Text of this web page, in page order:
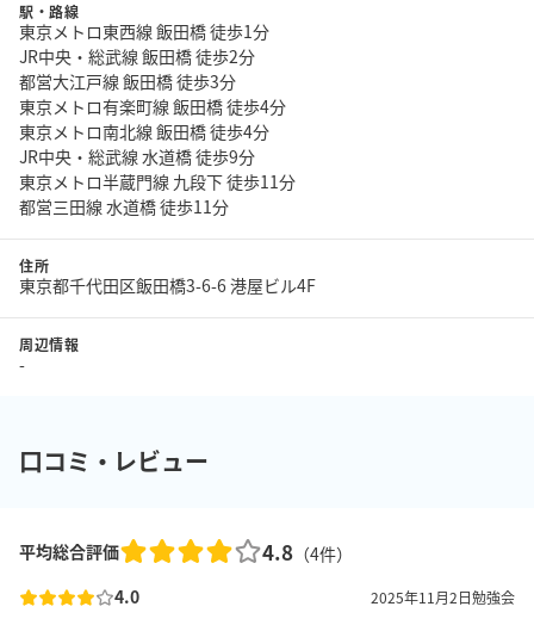
駅・路線
東京メトロ東西線 飯田橋 徒歩1分
JR中央・総武線 飯田橋 徒歩2分
都営大江戸線 飯田橋 徒歩3分
東京メトロ有楽町線 飯田橋 徒歩4分
東京メトロ南北線 飯田橋 徒歩4分
JR中央・総武線 水道橋 徒歩9分
東京メトロ半蔵門線 九段下 徒歩11分
都営三田線 水道橋 徒歩11分
住所
東京都千代田区飯田橋3-6-6 港屋ビル4F
周辺情報
-
口コミ・レビュー
平均総合評価 4.8（4件）
4.0
2025年11月2日勉強会